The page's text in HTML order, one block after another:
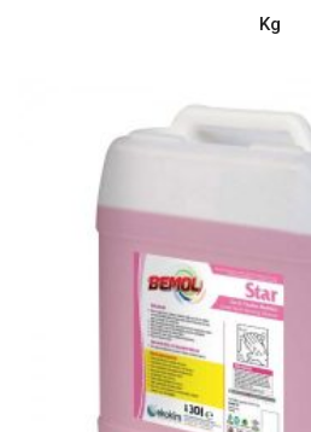
Kg